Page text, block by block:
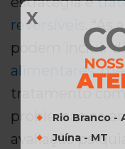
X
Rio Branco -
Juína - MT
reversíveis
. “As
podem incluir
alimentares,
tratamento
problemas na
avaliação